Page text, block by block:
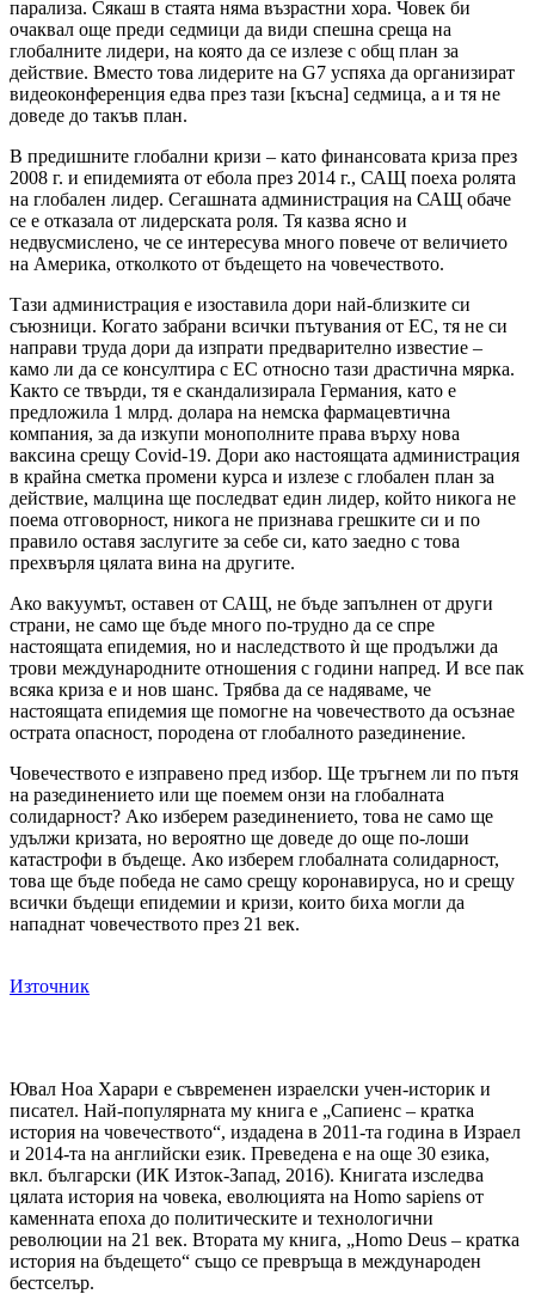
парализа. Сякаш в стаята няма възрастни хора. Човек би
очаквал още преди седмици да види спешна среща на
глобалните лидери, на която да се излезе с общ план за
действие. Вместо това лидерите на G7 успяха да организират
видеоконференция едва през тази [късна] седмица, а и тя не
доведе до такъв план.
В предишните глобални кризи – като финансовата криза през
2008 г. и епидемията от ебола през 2014 г., САЩ поеха ролята
на глобален лидер. Сегашната администрация на САЩ обаче
се е отказала от лидерската роля. Тя казва ясно и
недвусмислено, че се интересува много повече от величието
на Америка, отколкото от бъдещето на човечеството.
Тази администрация е изоставила дори най-близките си
съюзници. Когато забрани всички пътувания от ЕС, тя не си
направи труда дори да изпрати предварително известие –
камо ли да се консултира с ЕС относно тази драстична мярка.
Както се твърди, тя е скандализирала Германия, като е
предложила 1 млрд. долара на немска фармацевтична
компания, за да изкупи монополните права върху нова
ваксина срещу Covid-19. Дори ако настоящата администрация
в крайна сметка промени курса и излезе с глобален план за
действие, малцина ще последват един лидер, който никога не
поема отговорност, никога не признава грешките си и по
правило оставя заслугите за себе си, като заедно с това
прехвърля цялата вина на другите.
Ако вакуумът, оставен от САЩ, не бъде запълнен от други
страни, не само ще бъде много по-трудно да се спре
настоящата епидемия, но и наследството ѝ ще продължи да
трови международните отношения с години напред. И все пак
всяка криза е и нов шанс. Трябва да се надяваме, че
настоящата епидемия ще помогне на човечеството да осъзнае
острата опасност, породена от глобалното разединение.
Човечеството е изправено пред избор. Ще тръгнем ли по пътя
на разединението или ще поемем онзи на глобалната
солидарност? Ако изберем разединението, това не само ще
удължи кризата, но вероятно ще доведе до още по-лоши
катастрофи в бъдеще. Ако изберем глобалната солидарност,
това ще бъде победа не само срещу коронавируса, но и срещу
всички бъдещи епидемии и кризи, които биха могли да
нападнат човечеството през 21 век.
Източник
Ювал Ноа Харари е съвременен израелски учен-историк и
писател. Най-популярната му книга е „Сапиенс – кратка
история на човечеството“, издадена в 2011-та година в Израел
и 2014-та на английски език. Преведена е на още 30 езика,
вкл. български (ИК Изток-Запад, 2016). Книгата изследва
цялата история на човека, еволюцията на Homo sapiens от
каменната епоха до политическите и технологични
революции на 21 век. Втората му книга, „Homo Deus – кратка
история на бъдещето“ също се превръща в международен
бестселър.